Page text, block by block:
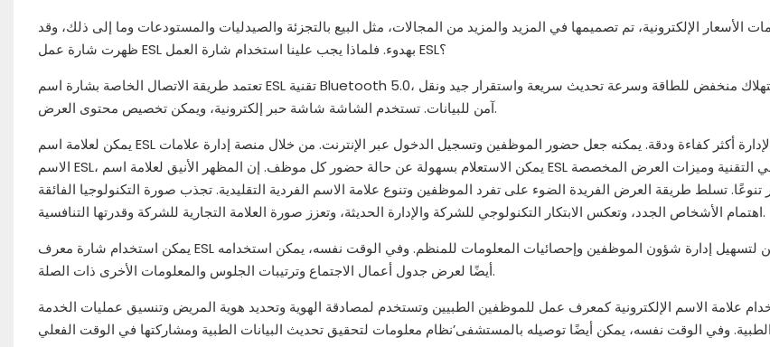
الأسعار الإلكترونية، تم تصميمها في المزيد والمزيد من المجالات، مثل البيع بالتجزئة والصيدليات والمستودعات وما إلى ذلك، وقد
ظهرت شارة عمل ESL بهدوء. فلماذا يجب علينا استخدام شارة العمل ESL؟
تعتمد طريقة الاتصال الخاصة بشارة اسم ESL تقنية Bluetooth 5.0، التي تتميز باستهلاك منخفض للطاقة وسرعة تحديث سريعة واستقرار جيد ونقل
آمن للبيانات. تستخدم الشاشة شاشة حبر إلكترونية، ويمكن تخصيص محتوى العرض.
يمكن لعلامة اسم ESL أن تجعل عملية الإدارة أكثر كفاءة ودقة. يمكنه جعل حضور الموظفين وتسجيل الدخول عبر الإنترنت. من خلال منصة إدارة علامات
الاسم ESL، يمكن الاستعلام بسهولة عن حالة حضور كل موظف. إن المظهر الأنيق لعلامة اسم ESL والمظهر عالي التقنية وميزات العرض المخصصة
تنوعًا. تسلط طريقة العرض الفريدة الضوء على تفرد الموظفين وتنوع علامة الاسم الفردية التقليدية. تجذب صورة التكنولوجيا الفائقة
اهتمام الأشخاص الجدد، وتعكس الابتكار التكنولوجي للشركة والإدارة الحديثة، وتعزز صورة العلامة التجارية للشركة وقدرتها التنافسية.
يمكن استخدام شارة معرف ESL كهوية للمشاركين لتسهيل إدارة شؤون الموظفين وإحصائيات المعلومات للمنظم. وفي الوقت نفسه، يمكن استخدامه
أيضًا لعرض جدول أعمال الاجتماع وترتيبات الجلوس والمعلومات الأخرى ذات الصلة.
علامة الاسم الإلكترونية كمعرف عمل للموظفين الطبيين وتستخدم لمصادقة الهوية وتحديد هوية المريض وتنسيق عمليات الخدمة